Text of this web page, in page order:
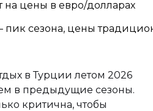
на цены в евро/долларах
пик сезона, цены
в Турции летом 2026
в предыдущие сезоны.
критична, чтобы